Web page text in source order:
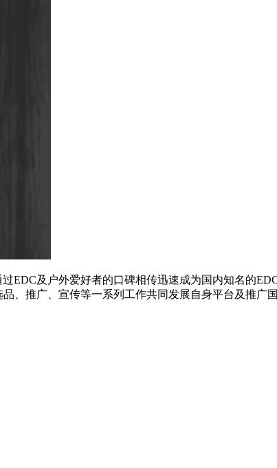
EDC及户外爱好者的口碑相传迅速成为国内知名的
、推广、宣传等一系列工作共同发展自身平台及推广